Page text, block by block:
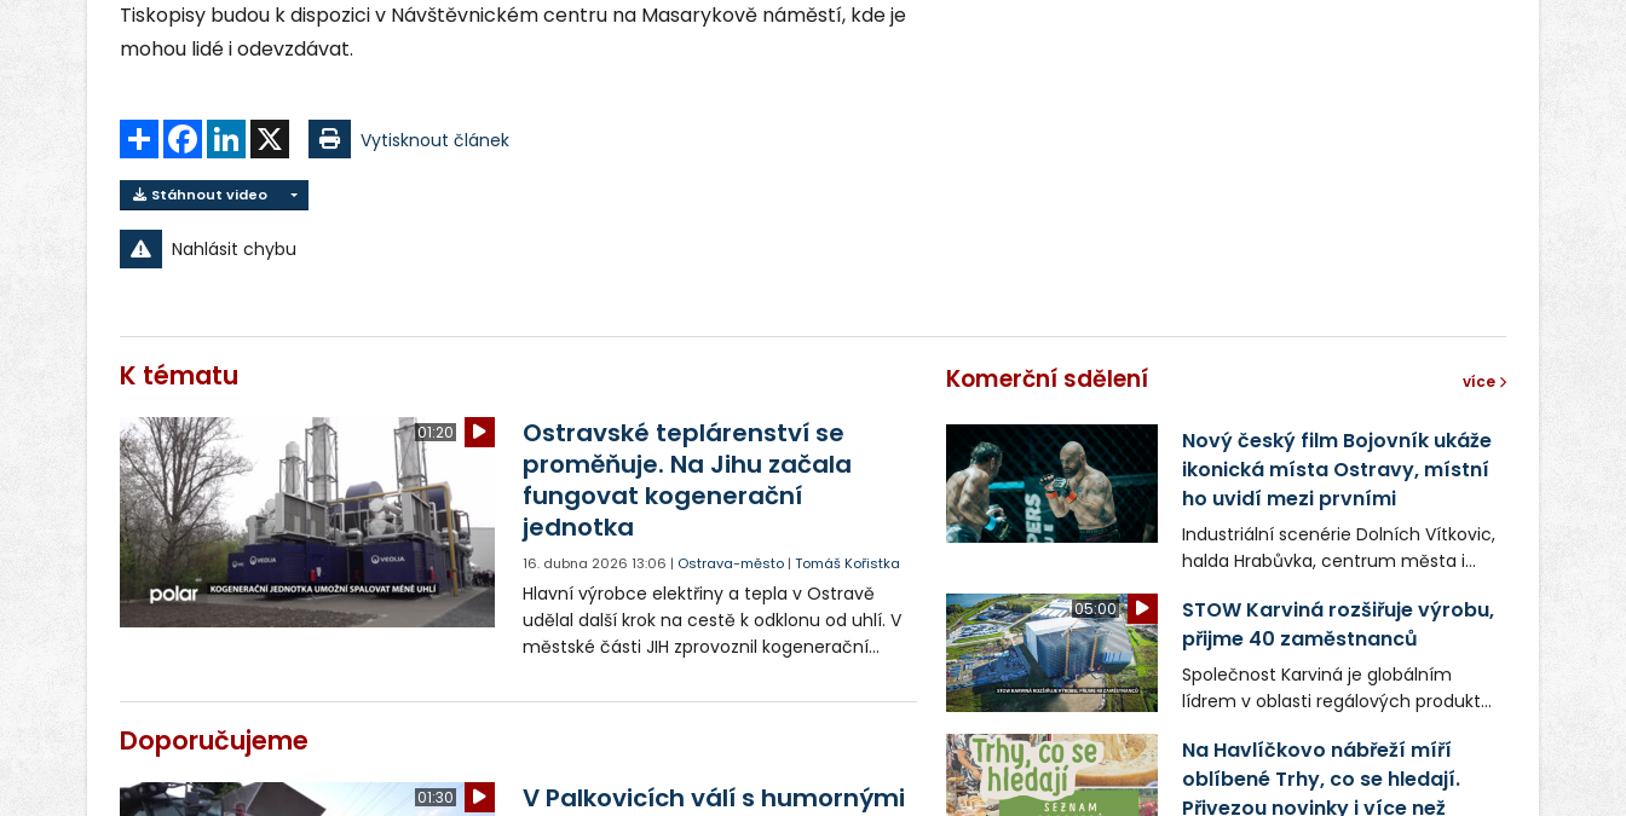
Tiskopisy budou k dispozici v Návštěvnickém centru na Masarykově náměstí, kde je
mohou lidé i odevzdávat.
Sdílet FacebookLinkedIn Vytisknout článek
Stáhnout video
Nahlásit chybu
K tématu
01:20
Ostravské teplárenství se
proměňuje. Na Jihu začala
fungovat kogenerační
jednotka
16. dubna 2026 13:06 | Ostrava-město |Tomáš Kořistka
Hlavní výrobce elektřiny a tepla v Ostravě
udělal další krok na cestě k odklonu od uhlí. V
městské části JIH zprovoznil kogenerační
elektřinu i teplo a nahradí tak část výroby z
Doporučujeme
01:30
V Palkovicích válí s humornými
Komerční sdělení více
Nový český film Bojovník ukáže
ikonická místa Ostravy, místní
ho uvidí mezi prvními
Industriální scenérie Dolních Vítkovic,
halda Hrabůvka, centrum města i
v novém filmu Bojovník, který vstoupí
do kin už 13. srpna. Režiséři Vojtěch
Frič a Tomáš Dianiška si
moravskoslezskou metropoli
nevybrali náhodou – její syrová
atmosféra se stala přirozenou
součástí příběhu bývalého
boxerského šampiona Hoffa (Milan
05:00
STOW Karviná rozšiřuje výrobu,
přijme 40 zaměstnanců
Společnost Karviná je globálním
lídrem v oblasti regálových produktů
zaměstnavatelem na Karvinsku a
firmou s obrovským potenciálem.
Na Havlíčkovo nábřeží míří
oblíbené Trhy, co se hledají.
Přivezou novinky i více než